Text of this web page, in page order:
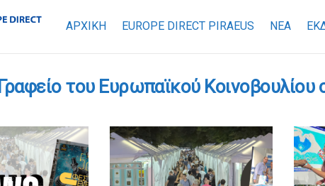
ΑΡΧΙΚΗ EUROPE DIRECT PIRAEUS ΝΕΑ
Γραφείο του Ευρωπαϊκού Κοινοβουλίου